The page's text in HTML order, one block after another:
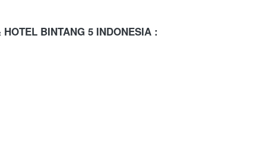
BINTANG 5 INDONESIA :